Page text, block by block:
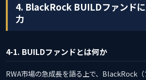
4. BlackRock BUILDファンド
力
4-1. BUILDファンドとは何か
RWA市場の急成長を語る上で、BlackRock